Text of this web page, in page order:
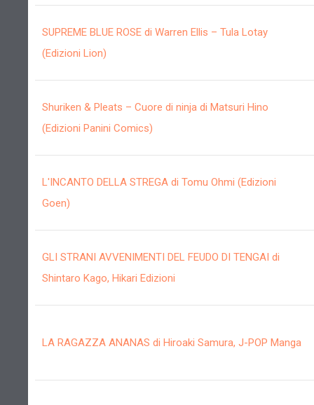
SUPREME BLUE ROSE di Warren Ellis – Tula Lotay
(Edizioni Lion)
Shuriken & Pleats – Cuore di ninja di Matsuri Hino
(Edizioni Panini Comics)
L'INCANTO DELLA STREGA di Tomu Ohmi (Edizioni
Goen)
GLI STRANI AVVENIMENTI DEL FEUDO DI TENGAI di
Shintaro Kago, Hikari Edizioni
LA RAGAZZA ANANAS di Hiroaki Samura, J-POP Manga